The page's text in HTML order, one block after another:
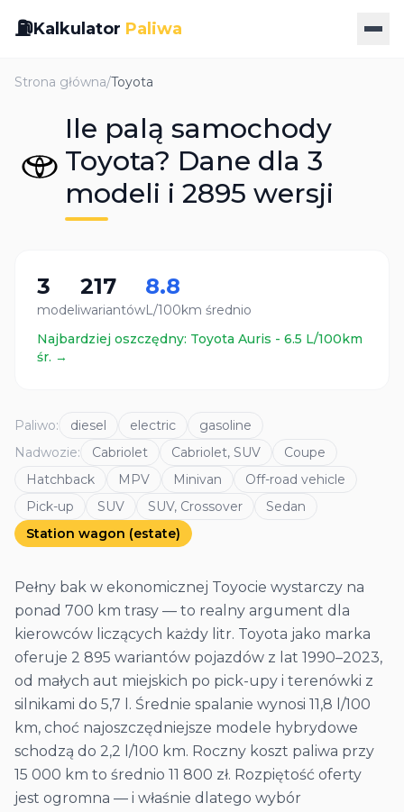
⛽Kalkulator Paliwa
Strona główna/Toyota
Ile palą samochody
Toyota? Dane dla 3
modeli i 2895 wersji
3
modeli
217
wariantów
8.8
L/100km średnio
Najbardziej oszczędny: Toyota Auris - 6.5 L/100km
śr. →
Paliwo: diesel electric
gasoline
Nadwozie: Cabriolet Cabriolet, SUV
Coupe
Hatchback
MPV Minivan
Off-road vehicle
Pick-up
SUV SUV, Crossover
Sedan
Station wagon (estate)
Pełny bak w ekonomicznej Toyocie wystarczy na
ponad 700 km trasy — to realny argument dla
kierowców liczących każdy litr. Toyota jako marka
oferuje 2 895 wariantów pojazdów z lat 1990–2023,
od małych aut miejskich po pick-upy i terenówki z
silnikami do 5,7 l. Średnie spalanie wynosi 11,8 l/100
km, choć najoszczędniejsze modele hybrydowe
schodzą do 2,2 l/100 km. Roczny koszt paliwa przy
15 000 km to średnio 11 800 zł. Rozpiętość oferty
jest ogromna — i właśnie dlatego wybór